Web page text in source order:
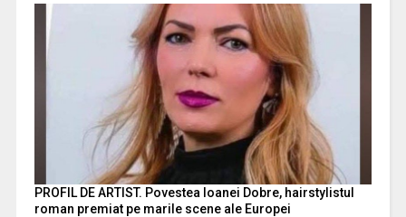
PROFIL DE ARTIST. Povestea Ioanei Dobre, hairstylistul
roman premiat pe marile scene ale Europei